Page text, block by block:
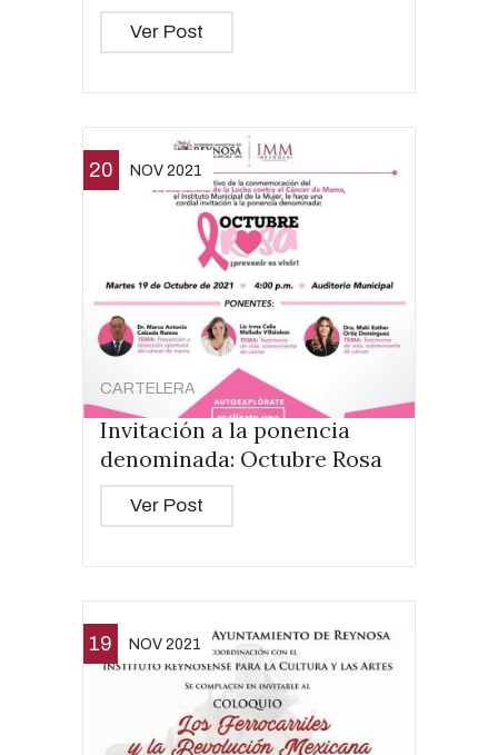
Ver Post
20 NOV 2021
CARTELERA
Invitación a la ponencia
denominada: Octubre Rosa
Ver Post
19 NOV 2021